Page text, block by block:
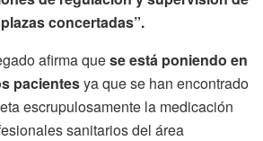
concertadas”.
afirma quese está poniendo en
pacientesya que se han encontrado
escrupulosamente la medicación
sanitarios del área